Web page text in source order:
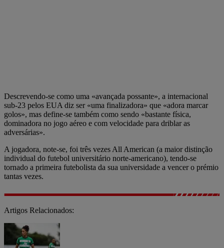
Descrevendo-se como uma «avançada possante», a internacional
sub-23 pelos EUA diz ser «uma finalizadora» que «adora marcar
golos», mas define-se também como sendo «bastante física,
dominadora no jogo aéreo e com velocidade para driblar as
adversárias».
A jogadora, note-se, foi três vezes All American (a maior distinção
individual do futebol universitário norte-americano), tendo-se
tornado a primeira futebolista da sua universidade a vencer o prémio
tantas vezes.
Artigos Relacionados: